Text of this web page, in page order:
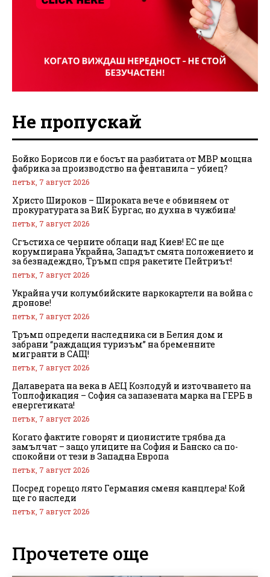
Не пропускай
Бойко Борисов ли е босът на разбитата от МВР мощна
фабрика за производство на фентанила – убиец?
петък, 7 август 2026
Христо Широков – Широката вече е обвиняем от
прокуратурата за ВиК Бургас, но духна в чужбина!
петък, 7 август 2026
Сгъстиха се черните облаци над Киев! ЕС не ще
корумпирана Украйна, Западът смята положението и
за безнадеждно, Тръмп спря ракетите Пейтриът!
петък, 7 август 2026
Украйна учи колумбийските наркокартели на война с
дронове!
петък, 7 август 2026
Тръмп определи наследника си в Белия дом и
забрани “раждащия туризъм” на бременните
мигранти в САЩ!
петък, 7 август 2026
Далаверата на века в АЕЦ Козлодуй и източването на
Топлофикация – София са запазената марка на ГЕРБ в
енергетиката!
петък, 7 август 2026
Когато фактите говорят и ционистите трябва да
замълчат – защо улиците на София и Банско са по-
спокойни от тези в Западна Европа
петък, 7 август 2026
Посред горещо лято Германия сменя канцлера! Кой
ще го наследи
петък, 7 август 2026
Прочетете още